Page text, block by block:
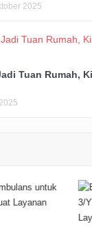
2025
Tuan Rumah,